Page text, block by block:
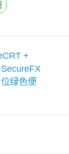
+
绿色便